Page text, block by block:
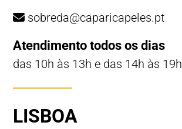
sobreda@caparicapeles.pt
Atendimento todos os dias
das 10h às 13h e das 14h às 19h
LISBOA